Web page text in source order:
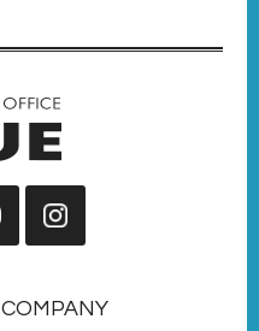
COMPANY